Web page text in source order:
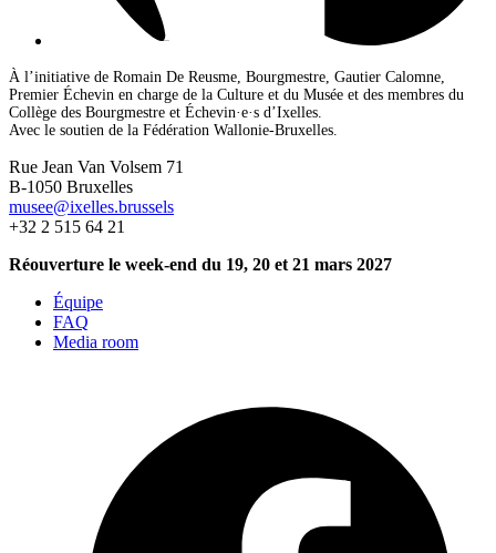
À l’initiative de Romain De Reusme, Bourgmestre, Gautier Calomne,
Premier Échevin en charge de la Culture et du Musée et des membres du
Collège des Bourgmestre et Échevin·e·s d’Ixelles.
Avec le soutien de la Fédération Wallonie-Bruxelles.
Rue Jean Van Volsem 71
B-1050 Bruxelles
musee@ixelles.brussels
+32 2 515 64 21
Réouverture le week-end du 19, 20 et 21 mars 2027
Équipe
FAQ
Media room